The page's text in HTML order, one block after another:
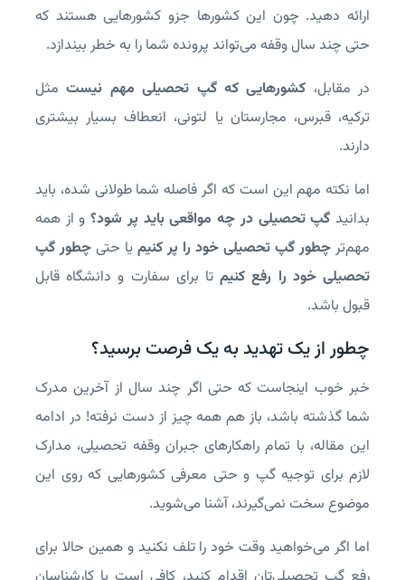
ارائه دهید. چون این کشورها جزو کشورهایی هستند که
حتی چند سال وقفه می‌تواند پرونده شما را به خطر بیندازد.
در مقابل، کشورهایی که گپ تحصیلی مهم نیستمثل
ترکیه، قبرس، مجارستان یا لتونی، انعطاف بسیار بیشتری
دارند.
اما نکته مهم این است که اگر فاصله شما طولانی شده، باید
بدانید گپ تحصیلی در چه مواقعی باید پر شود؟و از همه
مهم‌تر چطور گپ تحصیلی خود را پر کنیم یا حتی چطور گپ
تحصیلی خود را رفع کنیمتا برای سفارت و دانشگاه قابل
قبول باشد.
چطور از یک تهدید به یک فرصت برسید؟
خبر خوب اینجاست که حتی اگر چند سال از آخرین مدرک
شما گذشته باشد، باز هم همه چیز از دست نرفته! در ادامه
این مقاله، با تمام راهکارهای جبران وقفه تحصیلی، مدارک
لازم برای توجیه گپ و حتی معرفی کشورهایی که روی این
موضوع سخت نمی‌گیرند، آشنا می‌شوید.
اما اگر می‌خواهید وقت خود را تلف نکنید و همین حالا برای